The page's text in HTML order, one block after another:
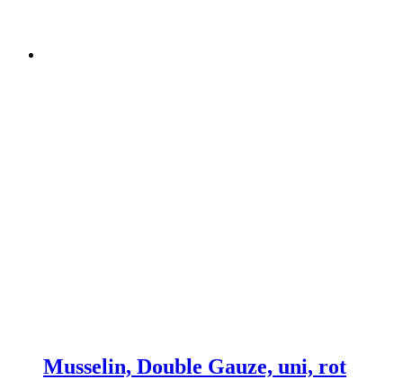
Musselin, Double Gauze, uni, rot